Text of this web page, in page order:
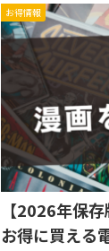
お得情報
【2026年保
お得に買える